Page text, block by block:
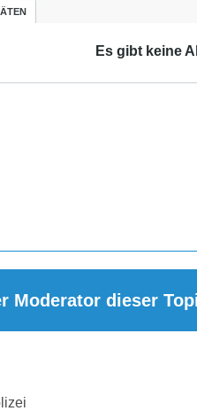
Es gibt keine
Moderator dieser